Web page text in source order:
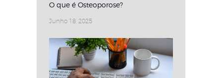
O que é Osteoporose?
Junho 18, 2025